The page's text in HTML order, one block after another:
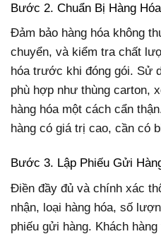
Bước 2. Chuẩn Bị Hàng Hóa
Đảm bảo hàng hóa không
chuyển, và kiểm tra chất
hóa trước khi đóng gói. Sử
phù hợp như thùng carton,
hàng hóa một cách cẩn
hàng có giá trị cao, cần có
Bước 3. Lập Phiếu Gửi
Điền đầy đủ và chính xác
nhận, loại hàng hóa, số
phiếu gửi hàng. Khách